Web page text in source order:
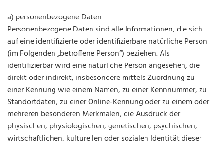
a) personenbezogene Daten
Personenbezogene Daten sind alle Informationen, die sich
auf eine identifizierte oder identifizierbare natürliche Person
(im Folgenden „betroffene Person“) beziehen. Als
identifizierbar wird eine natürliche Person angesehen, die
direkt oder indirekt, insbesondere mittels Zuordnung zu
einer Kennung wie einem Namen, zu einer Kennnummer, zu
Standortdaten, zu einer Online-Kennung oder zu einem oder
mehreren besonderen Merkmalen, die Ausdruck der
physischen, physiologischen, genetischen, psychischen,